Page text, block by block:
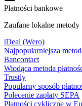
Płatności bankowe
Zaufane lokalne metody
iDeal (Wero)
Najpopularniejsza
Bancontact
Wiodąca metoda
Trustly
Popularny sposób
Polecenie zapłaty SEPA
Płatności cykliczne w